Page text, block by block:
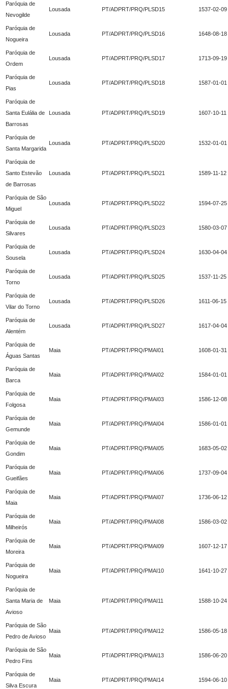
Paróquia de
Nevogilde
Lousada PT/ADPRT/PRQ/PLSD15 1537-02-09
Paróquia de
Nogueira
Lousada PT/ADPRT/PRQ/PLSD16 1648-08-18
Paróquia de
Ordem
Lousada PT/ADPRT/PRQ/PLSD17 1713-09-19
Paróquia de
Pias
Lousada PT/ADPRT/PRQ/PLSD18 1587-01-01
Paróquia de
Santa Eulália de
Barrosas
Lousada PT/ADPRT/PRQ/PLSD19 1607-10-11
Paróquia de
Santa Margarida
Lousada PT/ADPRT/PRQ/PLSD20 1532-01-01
Paróquia de
Santo Estevão
de Barrosas
Lousada PT/ADPRT/PRQ/PLSD21 1589-11-12
Paróquia de São
Miguel
Lousada PT/ADPRT/PRQ/PLSD22 1594-07-25
Paróquia de
Silvares
Lousada PT/ADPRT/PRQ/PLSD23 1580-03-07
Paróquia de
Sousela
Lousada PT/ADPRT/PRQ/PLSD24 1630-04-04
Paróquia de
Torno
Lousada PT/ADPRT/PRQ/PLSD25 1537-11-25
Paróquia de
Vilar do Torno
Lousada PT/ADPRT/PRQ/PLSD26 1611-06-15
Paróquia de
Alentém
Lousada PT/ADPRT/PRQ/PLSD27 1617-04-04
Paróquia de
Águas Santas
Maia PT/ADPRT/PRQ/PMAI01 1608-01-31
Paróquia de
Barca
Maia PT/ADPRT/PRQ/PMAI02 1584-01-01
Paróquia de
Folgosa
Maia PT/ADPRT/PRQ/PMAI03 1586-12-08
Paróquia de
Gemunde
Maia PT/ADPRT/PRQ/PMAI04 1586-01-01
Paróquia de
Gondim
Maia PT/ADPRT/PRQ/PMAI05 1683-05-02
Paróquia de
Gueifães
Maia PT/ADPRT/PRQ/PMAI06 1737-09-04
Paróquia de
Maia
Maia PT/ADPRT/PRQ/PMAI07 1736-06-12
Paróquia de
Milheirós
Maia PT/ADPRT/PRQ/PMAI08 1586-03-02
Paróquia de
Moreira
Maia PT/ADPRT/PRQ/PMAI09 1607-12-17
Paróquia de
Nogueira
Maia PT/ADPRT/PRQ/PMAI10 1641-10-27
Paróquia de
Santa Maria de
Avioso
Maia PT/ADPRT/PRQ/PMAI11 1588-10-24
Paróquia de São
Pedro de Avioso
Maia PT/ADPRT/PRQ/PMAI12 1586-05-18
Paróquia de São
Pedro Fins
Maia PT/ADPRT/PRQ/PMAI13 1586-06-20
Paróquia de
Silva Escura
Maia PT/ADPRT/PRQ/PMAI14 1594-06-10